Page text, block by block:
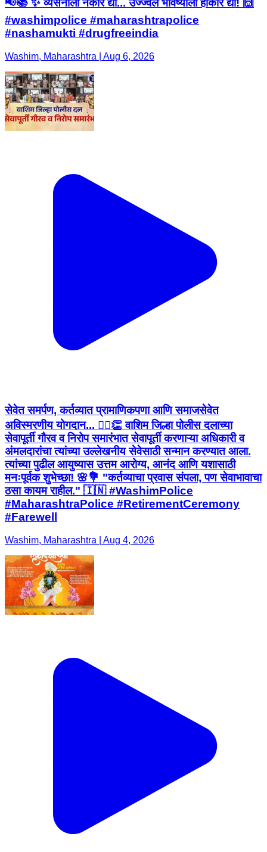
📢📚 ✨ व्यसनाला नकार द्या... उज्ज्वल भविष्याला होकार द्या! 🙌
#washimpolice #maharashtrapolice
#nashamukti #drugfreeindia
Washim, Maharashtra | Aug 6, 2026
सेवेत समर्पण, कर्तव्यात प्रामाणिकपणा आणि समाजसेवेत
अविस्मरणीय योगदान... 👮‍♂️👏 वाशिम जिल्हा पोलीस दलाच्या
सेवापूर्ती गौरव व निरोप समारंभात सेवापूर्ती करणाऱ्या अधिकारी व
अंमलदारांचा त्यांच्या उल्लेखनीय सेवेसाठी सन्मान करण्यात आला.
त्यांच्या पुढील आयुष्यास उत्तम आरोग्य, आनंद आणि यशासाठी
मनःपूर्वक शुभेच्छा! 🌸💐 "कर्तव्याचा प्रवास संपला, पण सेवाभावाचा
ठसा कायम राहील." 🇮🇳 #WashimPolice
#MaharashtraPolice #RetirementCeremony
#Farewell
Washim, Maharashtra | Aug 4, 2026